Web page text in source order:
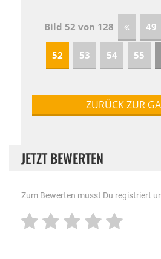
Bild 52 von 128 49
52 53 54 55
ZURÜCK ZUR
JETZT BEWERTEN
Zum Bewerten musst Du registriert